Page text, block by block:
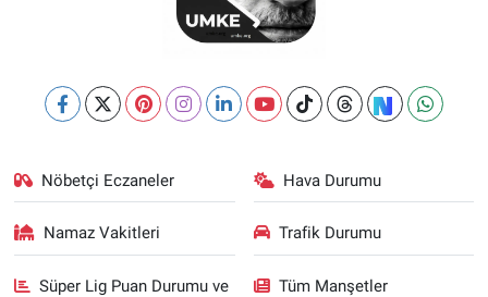
Nöbetçi Eczaneler Hava Durumu
Namaz Vakitleri Trafik Durumu
Süper Lig Puan Durumu ve
Tüm Manşetler